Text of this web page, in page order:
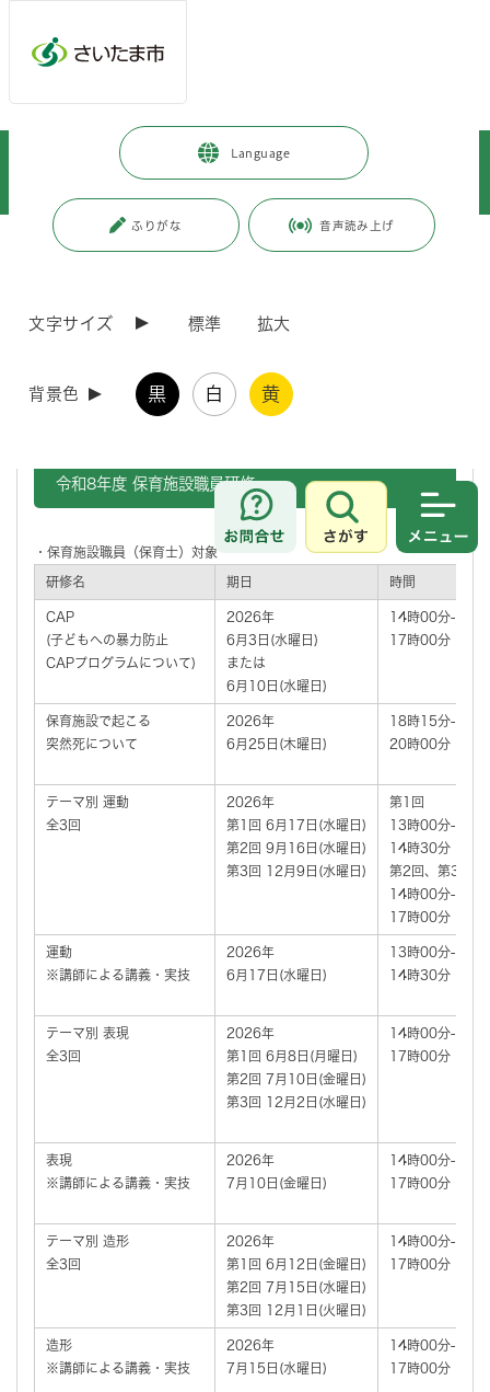
Language
ふりがな 音声読み上げ
文字サイズ 標準 拡大
背景色 黒 白 黄
お問合せ
さがす
子育て・教育 > 育児・保育
保育所・保育サービス
更新日付：2026年7月2日 / ページ番号：C120890
一覧にしたものです。
研修の開催案内・申込方法については、各施設に直接お送りしていま
令和8年度 保育施設職員研修
・保育施設職員（保育士）対象
研修名 期日 時間
CAP
(子どもへの暴力防止
CAPプログラムについて)
2026年
6月3日(水曜日)
または
6月10日(水曜日)
14時00分-
17時00分
保育施設で起こる
突然死について
2026年
6月25日(木曜日)
18時15分-
20時00分
テーマ別 運動
全3回
2026年
第1回 6月17日(水曜日)
第2回 9月16日(水曜日)
第3回 12月9日(水曜日)
第1回
13時00分‐
14時30分
第2回、第3回
14時00分‐
17時00分
運動
※講師による講義・実技
2026年
6月17日(水曜日)
13時00分‐
14時30分
テーマ別 表現
全3回
2026年
第1回 6月8日(月曜日)
第2回 7月10日(金曜日)
第3回 12月2日(水曜日)
14時00分‐
17時00分
表現
※講師による講義・実技
2026年
7月10日(金曜日)
14時00分-
17時00分
テーマ別 造形
全3回
2026年
第1回 6月12日(金曜日)
第2回 7月15日(水曜日)
第3回 12月1日(火曜日)
14時00分‐
17時00分
造形
※講師による講義・実技
2026年
7月15日(水曜日)
14時00分-
17時00分